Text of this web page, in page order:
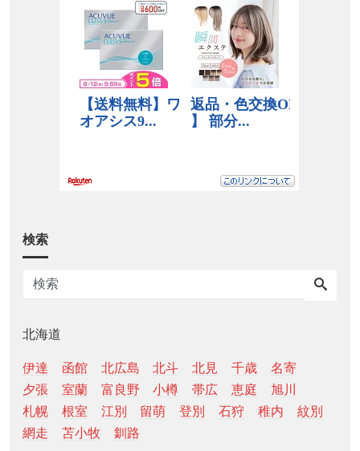
検索
北海道
伊達 函館 北広島 北斗 北見 千歳
名寄
夕張
室蘭 富良野 小樽 帯広 恵庭
旭川
札幌
根室 江別 留萌 登別 石狩 稚内
紋別
網走
苫小牧 釧路